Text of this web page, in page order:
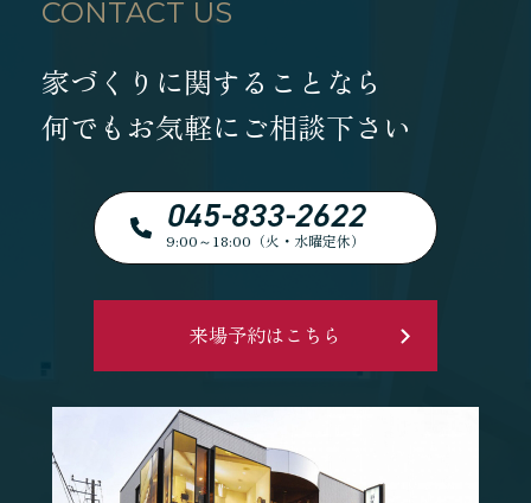
CONTACT US
家づくりに関することなら
何でもお気軽にご相談下さい
045-833-2622
9:00～18:00（火・水曜定休）
来場予約はこちら